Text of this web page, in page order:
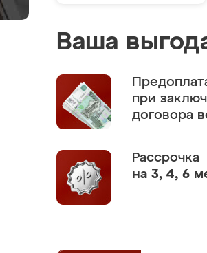
Ваша
при
договора
Рассрочка
на 3, 4, 6